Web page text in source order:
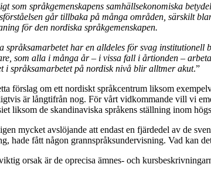
som språkgemenskapens samhällsekonomiska
går tillbaka på många områden, särskilt
för den nordiska språkgemenskapen.
språksamarbetet har en alldeles för svag
som alla i många år – i vissa fall i årtionden –
i språksamarbetet på nordisk nivå blir alltmer akut.”
förslag om ett nordiskt språkcentrum liksom
är långtifrån nog. För vårt vidkommande vill vi
liksom de skandinaviska språkens ställning inom
mycket avslöjande att endast en fjärdedel av de
hade fått någon grannspråksundervisning. Vad kan
orsak är de oprecisa ämnes- och